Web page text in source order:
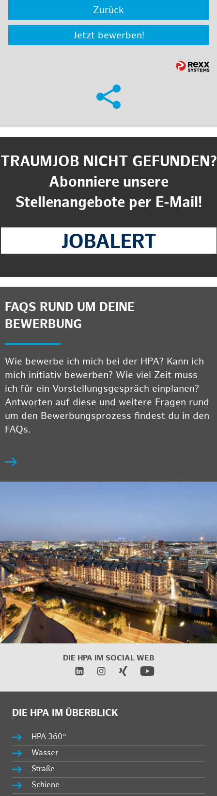
Zurück
Jetzt bewerben!
TRAUMJOB NICHT GEFUNDEN?
Abonniere unsere
Stellenangebote per E-Mail!
FAQS RUND UM DEINE
BEWERBUNG
Wie bewerbe ich mich bei der HPA? Kann ich
mich initiativ bewerben? Wie viel Zeit muss
ich für ein Vorstellungsgespräch einplanen?
Antworten auf diese und weitere Fragen rund
um den Bewerbungsprozess findest du in den
FAQs.
DIE HPA IM SOCIAL WEB
DIE HPA IM ÜBERBLICK
HPA 360°
Wasser
Straße
Schiene